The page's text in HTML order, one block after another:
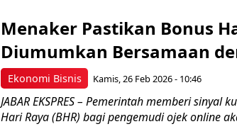
Ekonomi Bisnis
Menaker Pastikan Bonus
Diumumkan Bersamaan
Kamis, 26 Feb 2026 - 10:46
JABAR EKSPRES – Pemerintah memberi sinyal
Hari Raya (BHR) bagi pengemudi ojek online